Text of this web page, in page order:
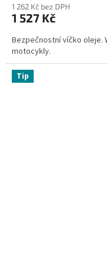
1 262 Kč bez DPH
1 527 Kč
Bezpečnostní víčko oleje.
motocykly.
Tip